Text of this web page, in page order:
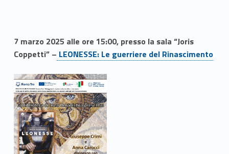
7 marzo 2025 alle ore 15:00, presso la sala “Joris
Coppetti” – LEONESSE: Le guerriere del Rinascimento